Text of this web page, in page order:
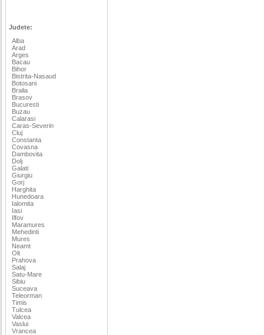
Judete:
Alba
Arad
Arges
Bacau
Bihor
Bistrita-Nasaud
Botosani
Braila
Brasov
Bucuresti
Buzau
Calarasi
Caras-Severin
Cluj
Constanta
Covasna
Dambovita
Dolj
Galati
Giurgiu
Gorj
Harghita
Hunedoara
Ialomita
Iasi
Ilfov
Maramures
Mehedinti
Mures
Neamt
Olt
Prahova
Salaj
Satu-Mare
Sibiu
Suceava
Teleorman
Timis
Tulcea
Valcea
Vaslui
Vrancea